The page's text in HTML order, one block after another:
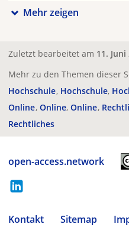
Mehr zeigen
Zuletzt bearbeitet am 11. Juni
Mehr zu den Themen dieser
Hochschule Hochschule
Online Online Online
Rechtliches
open-access.network
Kontakt Sitemap